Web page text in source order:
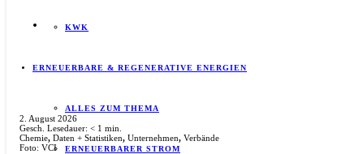
KWK
ERNEUERBARE & REGENERATIVE ENERGIEN
ALLES ZUM THEMA
ERNEUERBARER STROM
2. August 2026
Gesch. Lesedauer: < 1 min.
Chemie, Daten + Statistiken, Unternehmen, Verbände
Foto: VCI